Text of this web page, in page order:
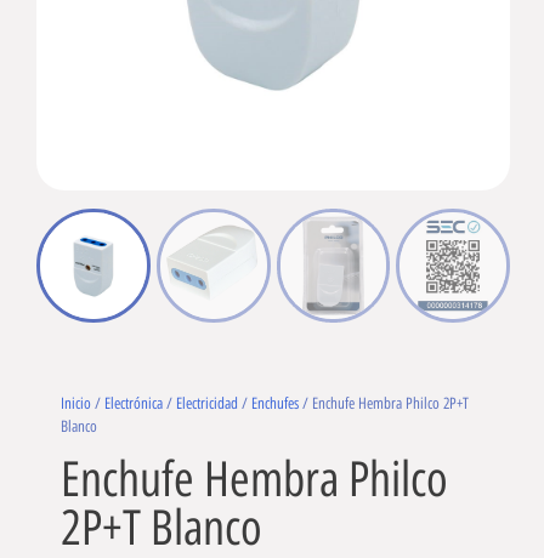
Inicio / Electrónica / Electricidad / Enchufes / Enchufe Hembra Philco 2P+T
Blanco
Enchufe Hembra Philco
2P+T Blanco